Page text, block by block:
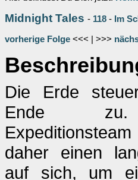
Midnight Tales - 118 - Im
vorherige Folge <<< | >>>
Die Erde
Ende
daher einen
auf sich, um